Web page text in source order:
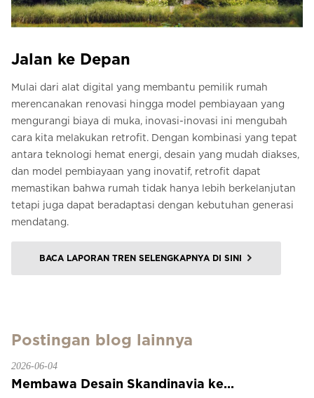
Jalan ke Depan
Mulai dari alat digital yang membantu pemilik rumah
merencanakan renovasi hingga model pembiayaan yang
mengurangi biaya di muka, inovasi-inovasi ini mengubah
cara kita melakukan retrofit. Dengan kombinasi yang tepat
antara teknologi hemat energi, desain yang mudah diakses,
dan model pembiayaan yang inovatif, retrofit dapat
memastikan bahwa rumah tidak hanya lebih berkelanjutan
tetapi juga dapat beradaptasi dengan kebutuhan generasi
mendatang.
BACA LAPORAN TREN SELENGKAPNYA DI SINI
Postingan blog lainnya
2026-06-04
Membawa Desain Skandinavia ke...